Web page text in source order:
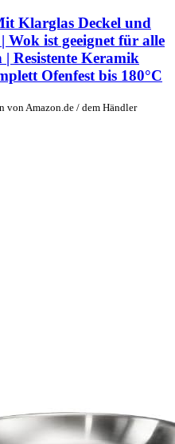
Klarglas Deckel und
Wok ist geeignet für alle
Resistente Keramik
Ofenfest bis 180°C
von Amazon.de / dem Händler